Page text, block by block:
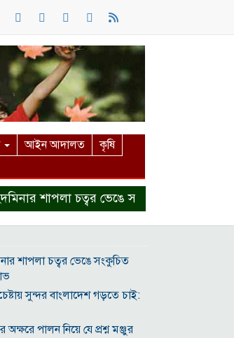
আইন আদালত
কৃষি
শাপলা চত্বর ভেঙে সংকুচিত করায় জনমনে ক্ষোভ
শাপলা চত্বর ভেঙে সংকুচিত
সুন্দর বাংলাদেশ গড়তে চাই:
পালন নিয়ে যে প্রশ্ন মঞ্জুর